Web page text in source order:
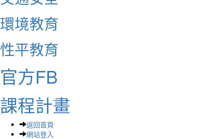
環境教育
性平教育
官方FB
課程計畫
返回首頁
網站登入